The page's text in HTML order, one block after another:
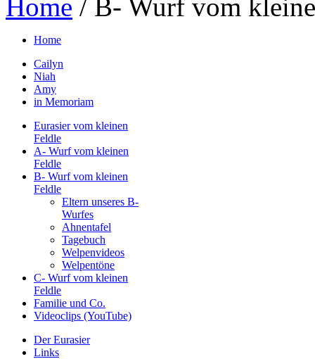
Home / B- Wurf vom
Home
Cailyn
Niah
Amy
in Memoriam
Eurasier vom kleinen
Feldle
A- Wurf vom kleinen
Feldle
B- Wurf vom kleinen
Feldle
Eltern unseres B-
Wurfes
Ahnentafel
Tagebuch
Welpenvideos
Welpentöne
C- Wurf vom kleinen
Feldle
Familie und Co.
Videoclips (YouTube)
Der Eurasier
Links